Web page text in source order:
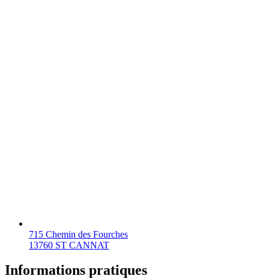
715 Chemin des Fourches
13760 ST CANNAT
Informations pratiques